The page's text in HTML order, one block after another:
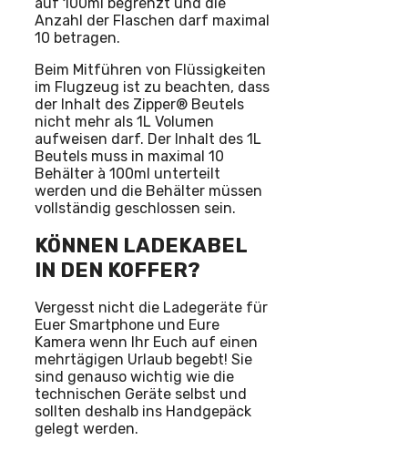
Anzahl der Flaschen darf maximal
10 betragen.
Beim Mitführen von Flüssigkeiten
im Flugzeug ist zu beachten, dass
der Inhalt des Zipper® Beutels
nicht mehr als 1L Volumen
aufweisen darf. Der Inhalt des 1L
Beutels muss in maximal 10
Behälter à 100ml unterteilt
werden und die Behälter müssen
vollständig geschlossen sein.
KÖNNEN LADEKABEL
IN DEN KOFFER?
Vergesst nicht die Ladegeräte für
Euer Smartphone und Eure
Kamera wenn Ihr Euch auf einen
mehrtägigen Urlaub begebt! Sie
sind genauso wichtig wie die
technischen Geräte selbst und
sollten deshalb ins Handgepäck
gelegt werden.